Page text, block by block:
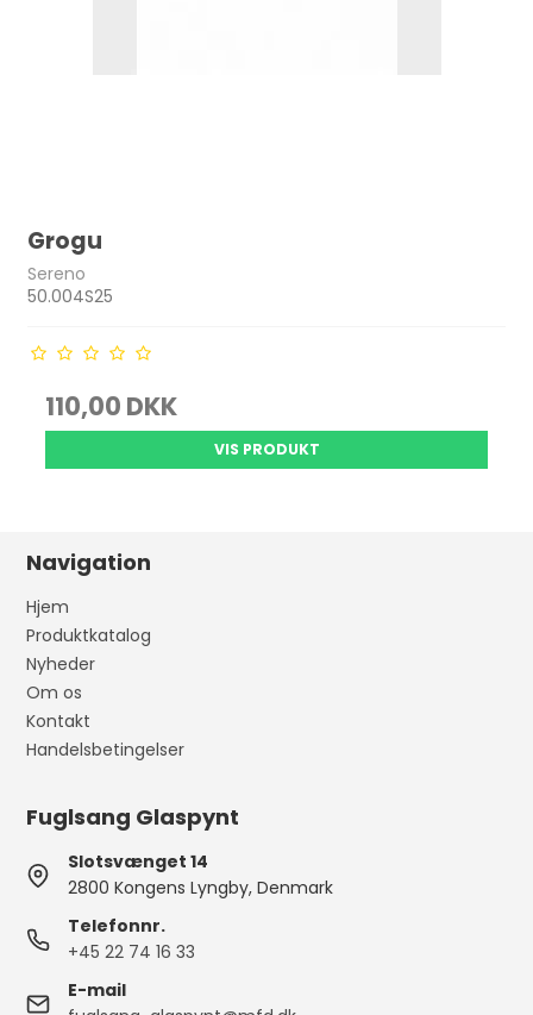
Grogu
Sereno
50.004S25
110,00 DKK
VIS PRODUKT
Navigation
Hjem
Produktkatalog
Nyheder
Om os
Kontakt
Handelsbetingelser
Fuglsang Glaspynt
Slotsvænget 14
2800 Kongens Lyngby, Denmark
Telefonnr.
+45 22 74 16 33
E-mail